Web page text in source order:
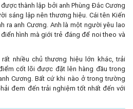
thành lập bởi anh Phùng Đắc Cương
sáng lập nên thương hiệu. Cái tên Kiến
ra anh Cương. Anh là một người yêu lao
hình mà giới trẻ đáng để noi theo và
nhiều chủ thương hiệu lớn khác, trải
cốt lõi được đặt lên hàng đầu trong
Cương. Bất cứ khi nào ở trong trường
đem đến trải nghiệm tốt nhất đến với